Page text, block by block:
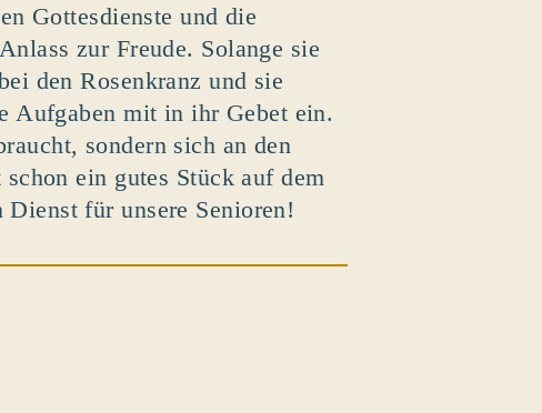
Gottesdienste und die
zur Freude. Solange sie
den Rosenkranz und sie
Aufgaben mit in ihr Gebet ein.
sondern sich an den
ein gutes Stück auf dem
Dienst für unsere Senioren!